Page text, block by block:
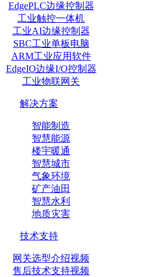
EdgePLC边缘控制器
工业触控一体机
工业AI边缘控制器
SBC工业单板电脑
ARM工业应用软件
EdgeIO边缘I/O控制器
工业物联网关
解决方案
智能制造
智慧能源
楼宇暖通
智慧城市
气象环境
矿产油田
智慧水利
地质灾害
技术支持
网关选型介绍视频
售后技术支持视频